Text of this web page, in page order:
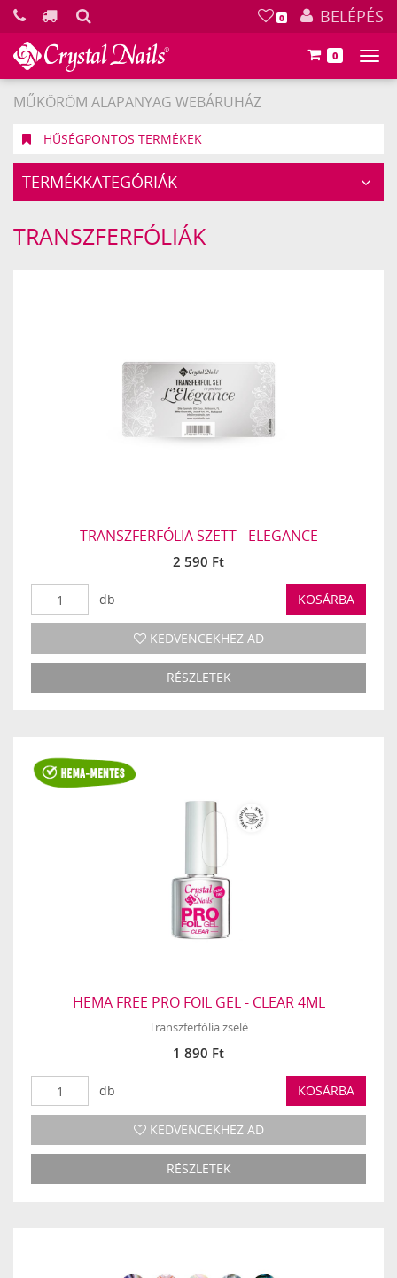
0 BELÉPÉS
0
MŰKÖRÖM ALAPANYAG WEBÁRUHÁZ
HŰSÉGPONTOS TERMÉKEK
TERMÉKKATEGÓRIÁK
TRANSZFERFÓLIÁK
TRANSZFERFÓLIA SZETT - ELEGANCE
2 590 Ft
db KOSÁRBA
KEDVENCEKHEZ AD
RÉSZLETEK
HEMA FREE PRO FOIL GEL - CLEAR 4ML
Transzferfólia zselé
1 890 Ft
db KOSÁRBA
KEDVENCEKHEZ AD
RÉSZLETEK